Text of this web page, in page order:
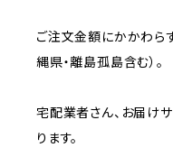
ご注文金額にかかわら
縄県・離島孤島含む）。
宅配業者さん、お届け
ります。